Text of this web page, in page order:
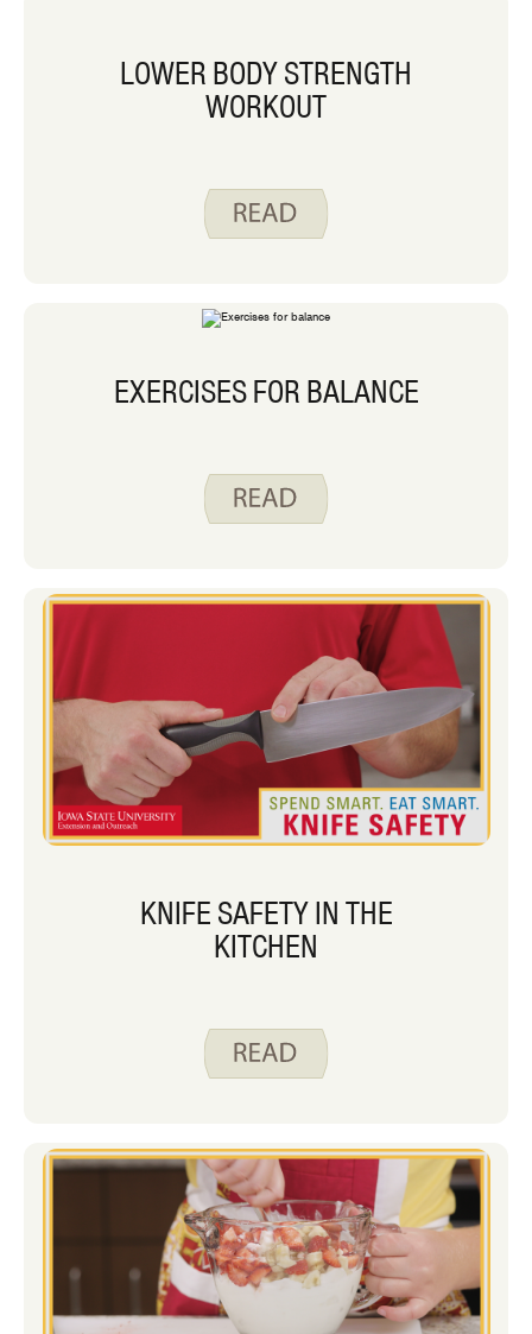
LOWER BODY STRENGTH
WORKOUT
EXERCISES FOR BALANCE
KNIFE SAFETY IN THE
KITCHEN